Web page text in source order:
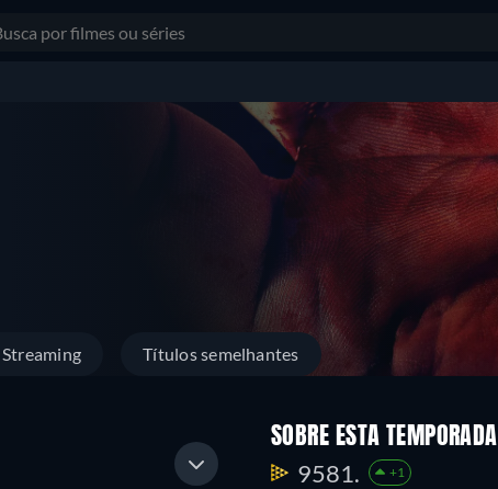
Títulos semelhantes
SOBRE ESTA TEMPORADA
9581. +1